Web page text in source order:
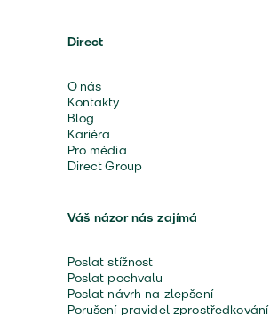
Direct
O nás
Kontakty
Blog
Kariéra
Pro média
Direct Group
Váš názor nás zajímá
Poslat stížnost
Poslat pochvalu
Poslat návrh na zlepšení
Porušení pravidel zprostředkování